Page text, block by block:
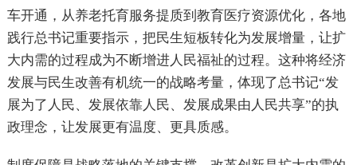
车开通，从养老托育服务提质到教育医疗资源优化，各地
践行总书记重要指示，把民生短板转化为发展增量，让扩
大内需的过程成为不断增进人民福祉的过程。这种将经济
发展与民生改善有机统一的战略考量，体现了总书记“发
展为了人民、发展依靠人民、发展成果由人民共享”的执
政理念，让发展更有温度、更具质感。